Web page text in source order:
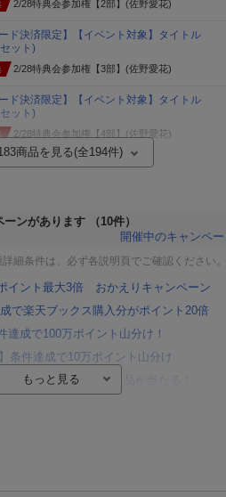
2/28特典会参加権【2部】(佐野愛花)
ド決済限定】【イベント対象】タイトル
ット)
2/28特典会参加権【3部】(佐野愛花)
ド決済限定】【イベント対象】タイトル
ット)
2/28特典会参加権【4部】(佐野愛花)
商品を見る(全194件)
ーンがあります
（10件）
開催中のキャンペ
細条件は、必ず各説明頁でご確認ください。
イント最大3倍 おかえりキャンペーン
で楽天ブックス購入分がポイント20倍
達成で100万ポイント山分け！
条件達成で10万ポイント山分け
らえる＆抽選で豪華景品が当たる！